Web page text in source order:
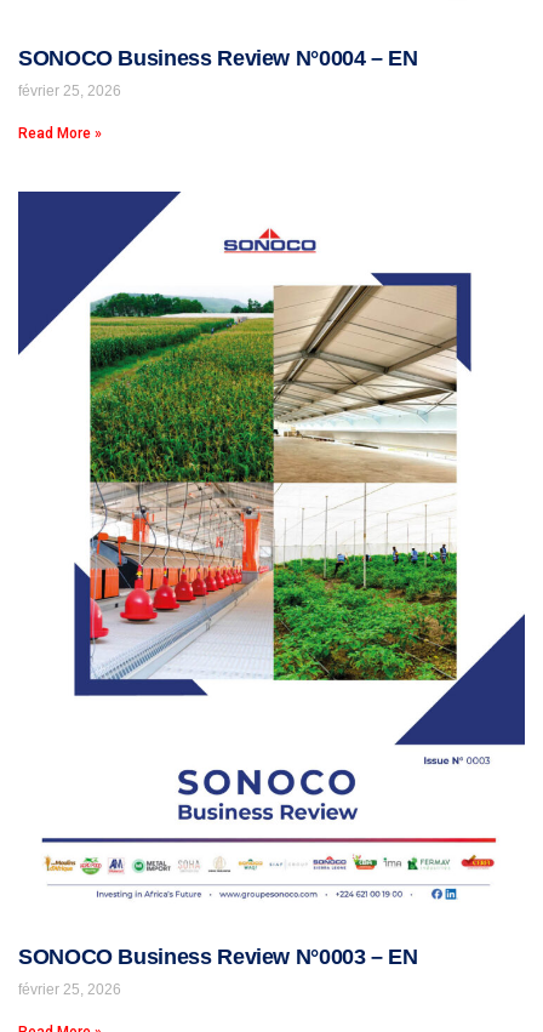
SONOCO Business Review N°0004 – EN
février 25, 2026
Read More »
SONOCO Business Review N°0003 – EN
février 25, 2026